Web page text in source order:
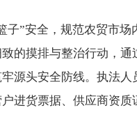
子”安全，规范农贸市
的摸排与整治行动，
源头安全防线。执法
进货票据、供应商资